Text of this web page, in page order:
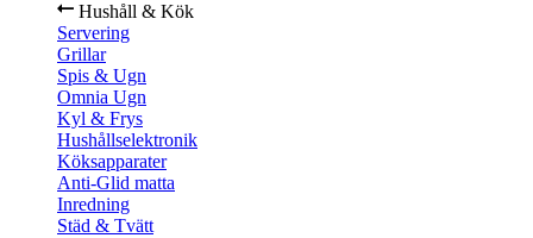
Hushåll & Kök
Servering
Grillar
Spis & Ugn
Omnia Ugn
Kyl & Frys
Hushållselektronik
Köksapparater
Anti-Glid matta
Inredning
Städ & Tvätt